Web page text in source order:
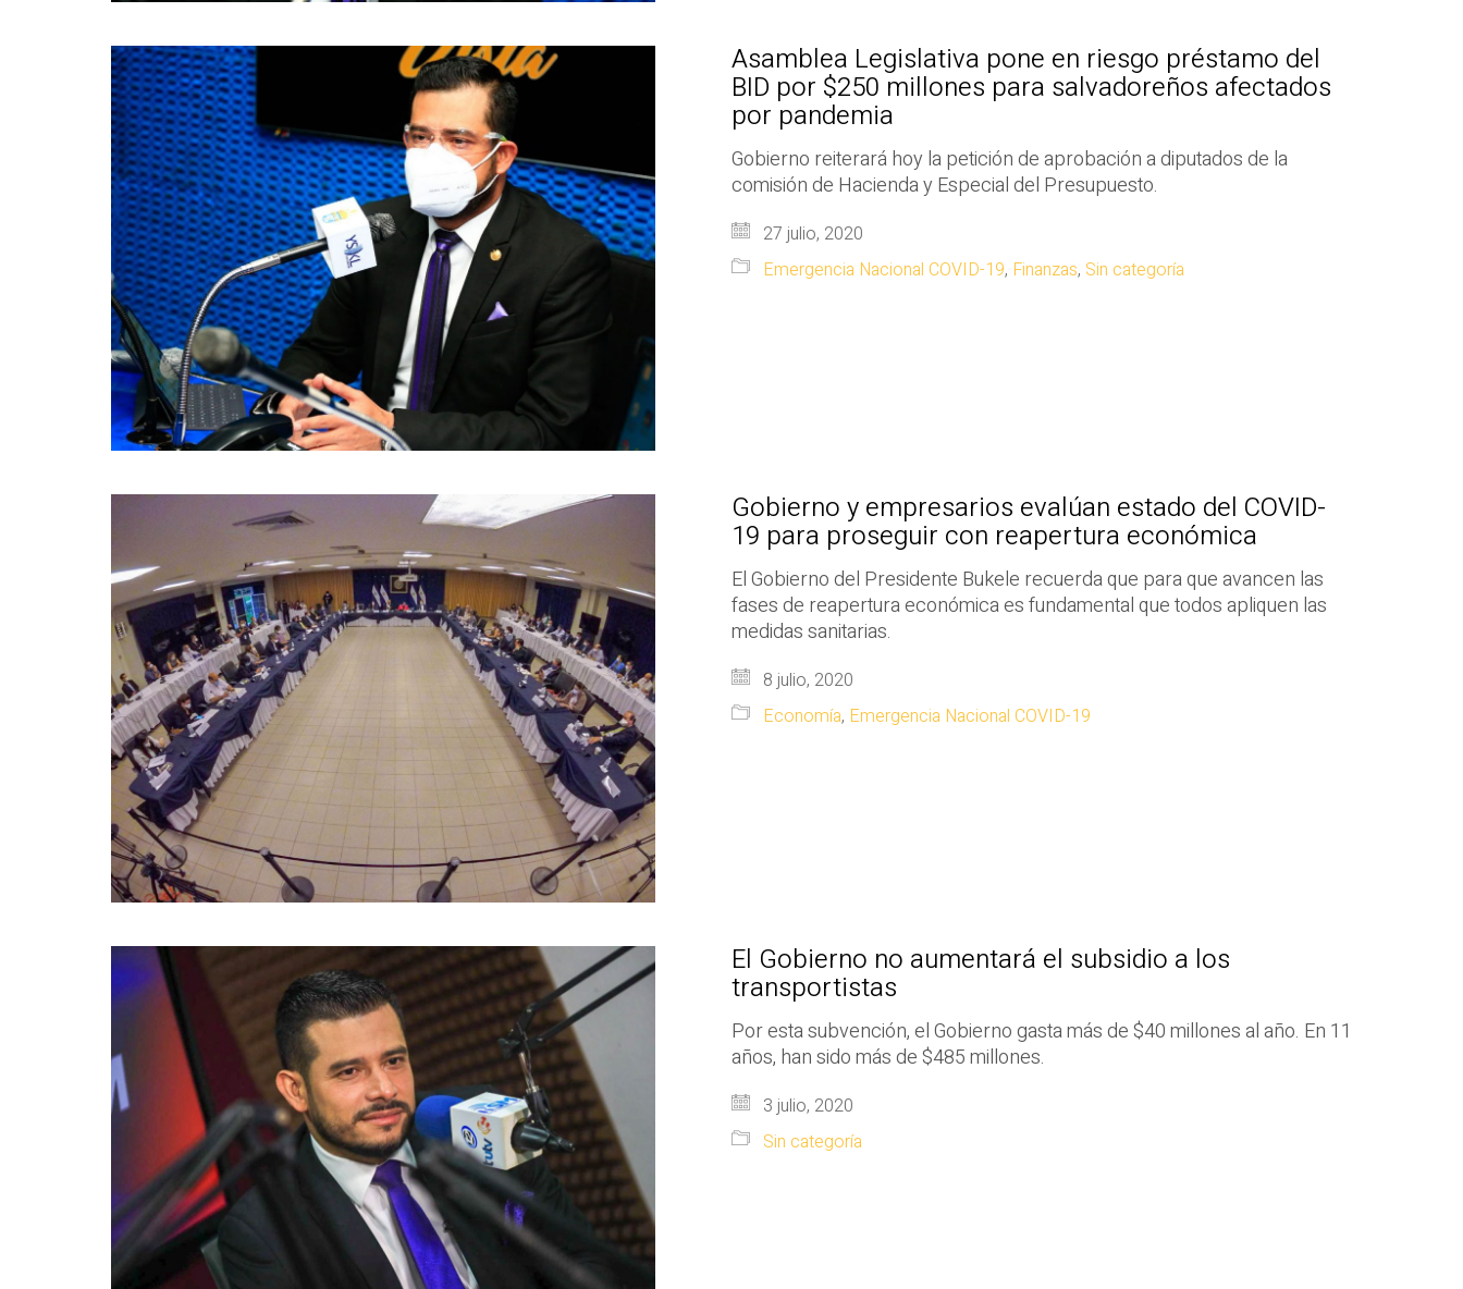
Asamblea Legislativa pone en riesgo préstamo del
BID por $250 millones para salvadoreños afectados
por pandemia
Gobierno reiterará hoy la petición de aprobación a diputados de la
comisión de Hacienda y Especial del Presupuesto.
27 julio, 2020
Emergencia Nacional COVID-19, Finanzas, Sin categoría
Gobierno y empresarios evalúan estado del COVID-
19 para proseguir con reapertura económica
El Gobierno del Presidente Bukele recuerda que para que avancen las
fases de reapertura económica es fundamental que todos apliquen las
medidas sanitarias.
8 julio, 2020
Economía, Emergencia Nacional COVID-19
El Gobierno no aumentará el subsidio a los
transportistas
Por esta subvención, el Gobierno gasta más de $40 millones al año. En 11
años, han sido más de $485 millones.
3 julio, 2020
Sin categoría